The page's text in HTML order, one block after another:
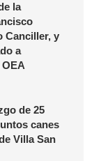
la
Canciller, y
a
de 25
canes
Villa San